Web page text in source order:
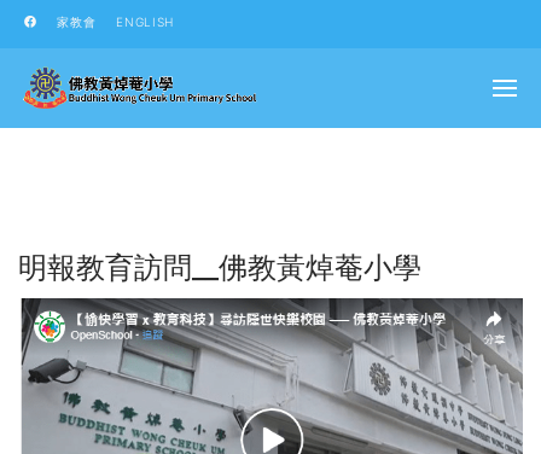
家教會 ENGLISH
明報教育訪問__佛教黃焯菴小學